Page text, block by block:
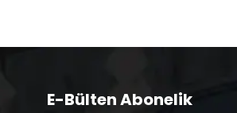
E-Bülten Abonelik